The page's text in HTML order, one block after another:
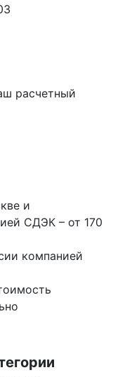
расчетный
и
СДЭК – от 170
компанией